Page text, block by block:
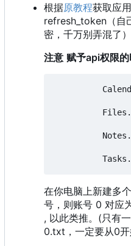
根据原教程获取应
refresh_token（自
密，千万别弄混了）
注意 赋予api权限
在你电脑上新建多
号，则账号 0 对应
, 以此类推。(只有
0.txt，一定要从0开